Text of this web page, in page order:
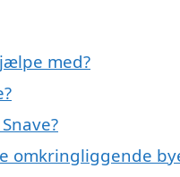
med?
omkringliggende